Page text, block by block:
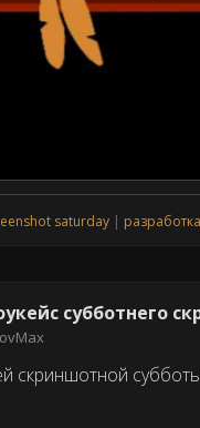
saturday
субботнего
скриншотной